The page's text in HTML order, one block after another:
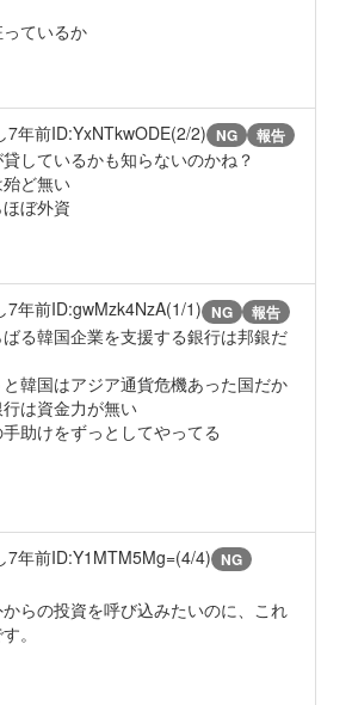
ているか
7年前ID:YxNTkwODE(2/2) NG 報告
しているかも知らないのかね？
ど無い
ぼ外資
7年前ID:gwMzk4NzA(1/1) NG 報告
る韓国企業を支援する銀行は邦銀だ
韓国はアジア通貨危機あった国だか
は資金力が無い
助けをずっとしてやってる
7年前ID:Y1MTM5Mg=(4/4) NG
らの投資を呼び込みたいのに、これ
。